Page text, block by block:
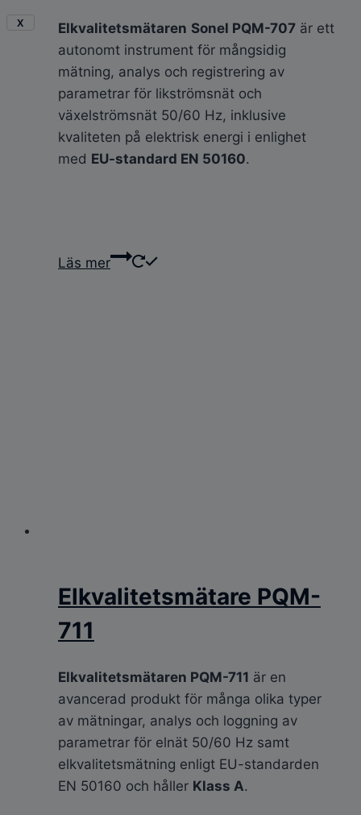
X Elkvalitetsmätaren Sonel PQM-707 är ett
autonomt instrument för mångsidig
mätning, analys och registrering av
parametrar för likströmsnät och
växelströmsnät 50/60 Hz, inklusive
kvaliteten på elektrisk energi i enlighet
med EU-standard EN 50160.
Läs mer
Elkvalitetsmätare PQM-
711
Elkvalitetsmätaren PQM-711 är en
avancerad produkt för många olika typer
av mätningar, analys och loggning av
parametrar för elnät 50/60 Hz samt
elkvalitetsmätning enligt EU-standarden
EN 50160 och håller Klass A.